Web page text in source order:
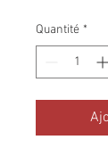
Quantité *